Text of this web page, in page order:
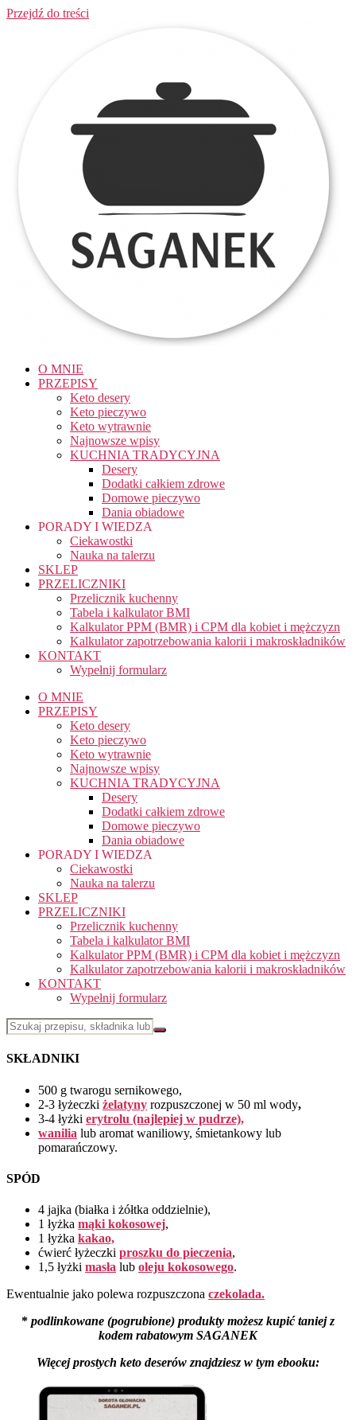
Przejdź do treści
O MNIE
PRZEPISY
Keto desery
Keto pieczywo
Keto wytrawnie
Najnowsze wpisy
KUCHNIA TRADYCYJNA
Desery
Dodatki całkiem zdrowe
Domowe pieczywo
Dania obiadowe
PORADY I WIEDZA
Ciekawostki
Nauka na talerzu
SKLEP
PRZELICZNIKI
Przelicznik kuchenny
Tabela i kalkulator BMI
Kalkulator PPM (BMR) i CPM dla kobiet i mężczyzn
Kalkulator zapotrzebowania kalorii i makroskładników
KONTAKT
Wypełnij formularz
O MNIE
PRZEPISY
Keto desery
Keto pieczywo
Keto wytrawnie
Najnowsze wpisy
KUCHNIA TRADYCYJNA
Desery
Dodatki całkiem zdrowe
Domowe pieczywo
Dania obiadowe
PORADY I WIEDZA
Ciekawostki
Nauka na talerzu
SKLEP
PRZELICZNIKI
Przelicznik kuchenny
Tabela i kalkulator BMI
Kalkulator PPM (BMR) i CPM dla kobiet i mężczyzn
Kalkulator zapotrzebowania kalorii i makroskładników
KONTAKT
Wypełnij formularz
SKŁADNIKI
500 g twarogu sernikowego,
2-3 łyżeczki żelatyny rozpuszczonej w 50 ml wody,
3-4 łyżki erytrolu (najlepiej w pudrze),
wanilia lub aromat waniliowy, śmietankowy lub
pomarańczowy.
SPÓD
4 jajka (białka i żółtka oddzielnie),
1 łyżka mąki kokosowej,
1 łyżka kakao,
ćwierć łyżeczki proszku do pieczenia,
1,5 łyżki masła lub oleju kokosowego.
Ewentualnie jako polewa rozpuszczona czekolada.
* podlinkowane (pogrubione) produkty możesz kupić taniej z
kodem rabatowym SAGANEK
Więcej prostych keto deserów znajdziesz w tym ebooku: